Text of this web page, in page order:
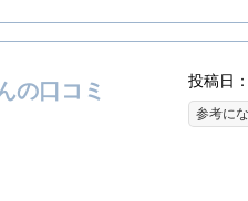
の口コミ 投稿日
参考に